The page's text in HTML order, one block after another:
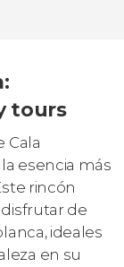
tours
Cala
esencia más
rincón
de
ideales
en su